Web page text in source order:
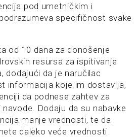
pod umetničkim i
specifičnost svake
od 10 dana za donošenje
resursa za ispitivanje
dodajući da je naručilac
informacija koje im dostavlja,
da podnese zahtev za
Dodaju da su nabavke
manje vrednosti, te da
daleko veće vrednosti